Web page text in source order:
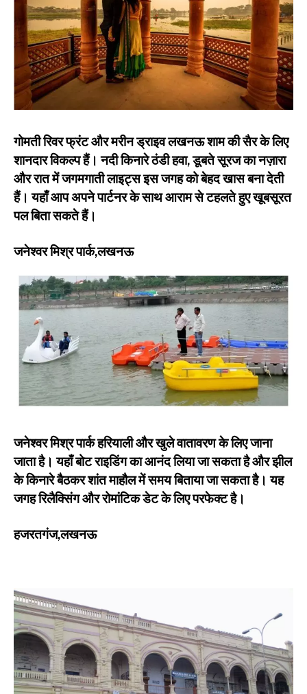
गोमती रिवर फ्रंट और मरीन ड्राइव लखनऊ शाम की सैर के लिए
शानदार विकल्प हैं। नदी किनारे ठंडी हवा, डूबते सूरज का नज़ारा
और रात में जगमगाती लाइट्स इस जगह को बेहद खास बना देती
हैं। यहाँ आप अपने पार्टनर के साथ आराम से टहलते हुए खूबसूरत
पल बिता सकते हैं।
जनेश्वर मिश्र पार्क,लखनऊ
जनेश्वर मिश्र पार्क हरियाली और खुले वातावरण के लिए जाना
जाता है। यहाँ बोट राइडिंग का आनंद लिया जा सकता है और झील
के किनारे बैठकर शांत माहौल में समय बिताया जा सकता है। यह
जगह रिलैक्सिंग और रोमांटिक डेट के लिए परफेक्ट है।
हजरतगंज,लखनऊ